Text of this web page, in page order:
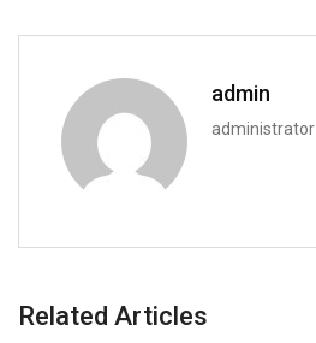
admin
administrator
Related Articles